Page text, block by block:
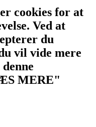
cookies for at
Ved at
du
vil vide mere
MERE"